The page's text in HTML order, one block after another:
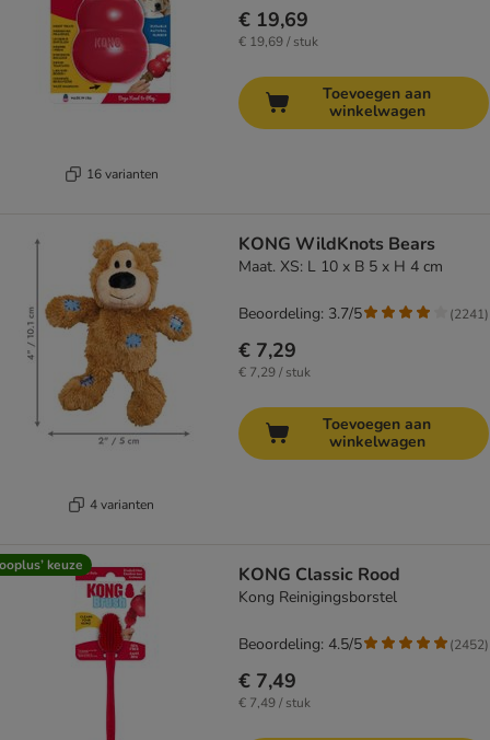
16 varianten
€ 19,69
€ 19,69 / stuk
Toevoegen aan
winkelwagen
4 varianten
KONG WildKnots Bears
Maat. XS: L 10 x B 5 x H 4 cm
€ 7,29
€ 7,29 / stuk
Beoordeling: 3.7/5 (2241)
Toevoegen aan
winkelwagen
keuze KONG Classic Rood
Kong Reinigingsborstel
€ 7,49
€ 7,49 / stuk
Beoordeling: 4.5/5 (2452)